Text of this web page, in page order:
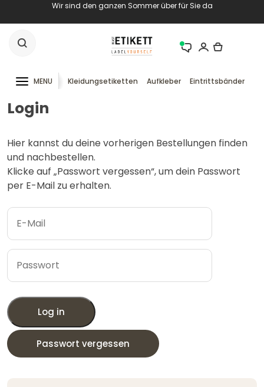
Wir sind den ganzen Sommer über für Sie da
MENU Kleidungsetiketten Aufkleber Eintrittsbänder
Login
Hier kannst du deine vorherigen Bestellungen finden
und nachbestellen.
Klicke auf „Passwort vergessen“, um dein Passwort
per E-Mail zu erhalten.
Log in
Passwort vergessen